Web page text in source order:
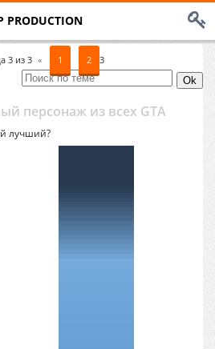
PRODUCTION
3 из 3 « 1 2 3
персонаж из всех GTA
лучший?